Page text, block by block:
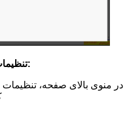
تنظیمات کاربردی:
در منوی بالای صفحه،